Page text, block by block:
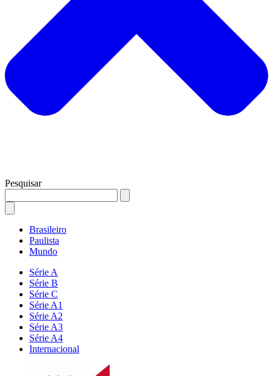
Pesquisar
Brasileiro
Paulista
Mundo
Série A
Série B
Série C
Série A1
Série A2
Série A3
Série A4
Internacional